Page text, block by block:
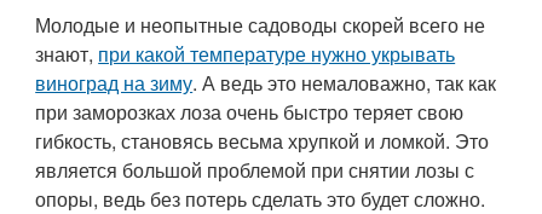
Молодые и неопытные садоводы скорей всего не
знают, при какой температуре нужно укрывать
виноград на зиму. А ведь это немаловажно, так как
при заморозках лоза очень быстро теряет свою
гибкость, становясь весьма хрупкой и ломкой. Это
является большой проблемой при снятии лозы с
опоры, ведь без потерь сделать это будет сложно.